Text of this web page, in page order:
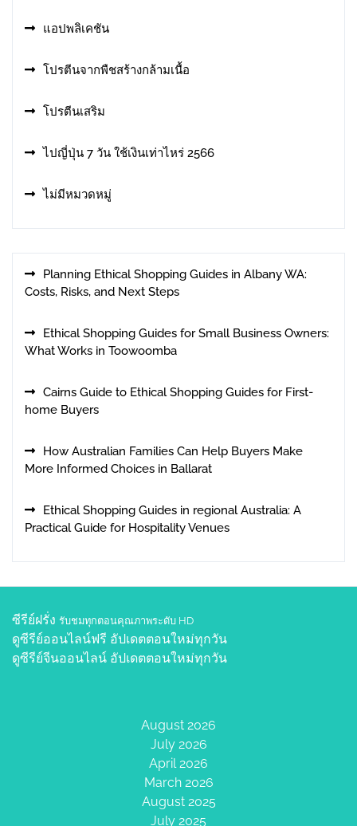
แอปพลิเคชัน
โปรตีนจากพืชสร้างกล้ามเนื้อ
โปรตีนเสริม
ไปญี่ปุ่น 7 วัน ใช้เงินเท่าไหร่ 2566
ไม่มีหมวดหมู่
Planning Ethical Shopping Guides in Albany WA:
Costs, Risks, and Next Steps
Ethical Shopping Guides for Small Business Owners:
What Works in Toowoomba
Cairns Guide to Ethical Shopping Guides for First-
home Buyers
How Australian Families Can Help Buyers Make
More Informed Choices in Ballarat
Ethical Shopping Guides in regional Australia: A
Practical Guide for Hospitality Venues
ซีรีย์ฝรั่ง รับชมทุกตอนคุณภาพระดับ HD
ดูซีรีย์ออนไลน์ฟรี อัปเดตตอนใหม่ทุกวัน
ดูซีรีย์จีนออนไลน์ อัปเดตตอนใหม่ทุกวัน
August 2026
July 2026
April 2026
March 2026
August 2025
July 2025